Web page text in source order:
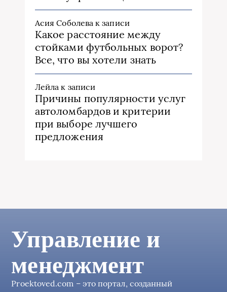
Асия Соболева к записи
Какое расстояние между
стойками футбольных ворот?
Все, что вы хотели знать
Лейла к записи
Причины популярности услуг
автоломбардов и критерии
при выборе лучшего
предложения
Управление и
менеджмент
Proektoved.com – это портал, созданный